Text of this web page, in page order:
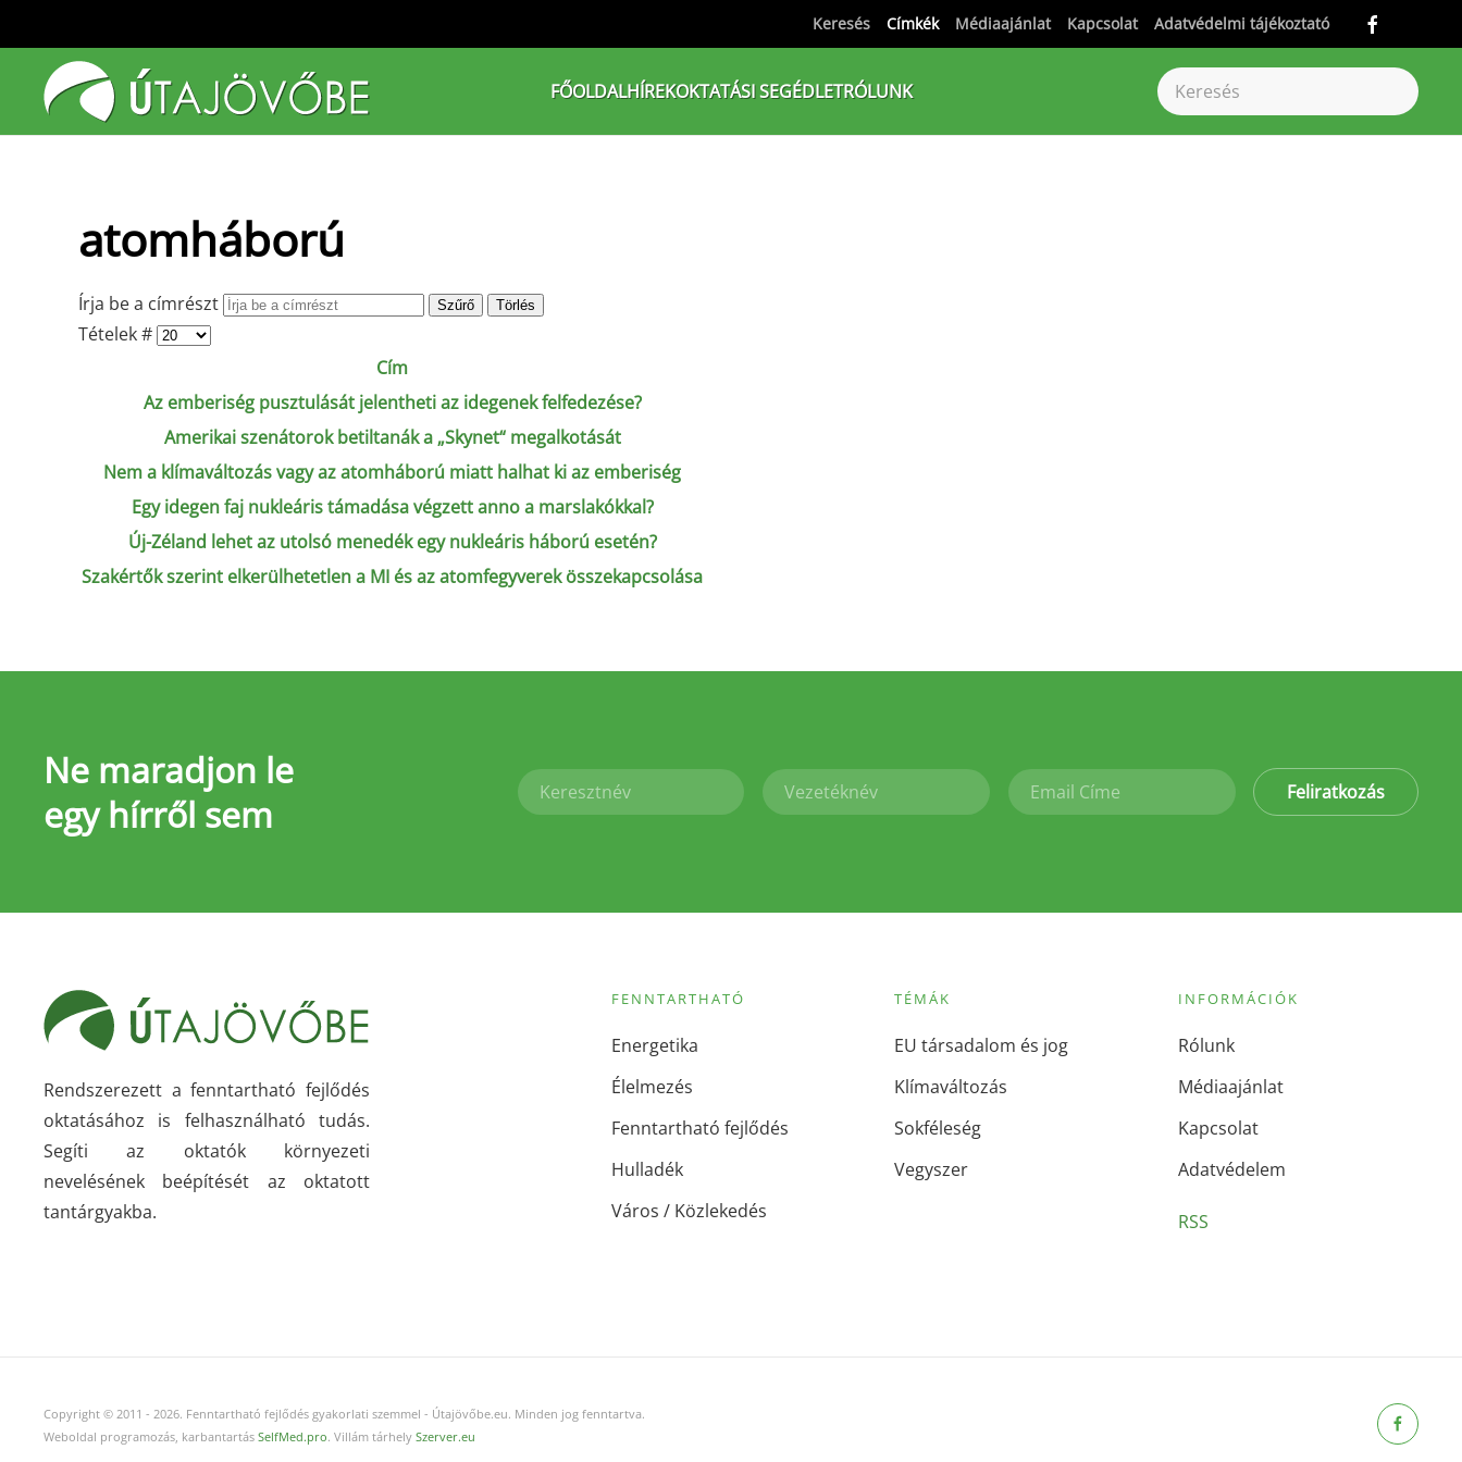
Fő tartalom átugrása
Keresés Címkék Médiaajánlat Kapcsolat Adatvédelmi tájékoztató
FŐOLDALHÍREKOKTATÁSI SEGÉDLETRÓLUNK
atomháború
Írja be a címrészt Szűrő Törlés
Tételek #
Cím
Az emberiség pusztulását jelentheti az idegenek felfedezése?
Amerikai szenátorok betiltanák a „Skynet“ megalkotását
Nem a klímaváltozás vagy az atomháború miatt halhat ki az emberiség
Egy idegen faj nukleáris támadása végzett anno a marslakókkal?
Új-Zéland lehet az utolsó menedék egy nukleáris háború esetén?
Szakértők szerint elkerülhetetlen a MI és az atomfegyverek összekapcsolása
Ne maradjon le
egy hírről sem
Feliratkozás
Rendszerezett a fenntartható fejlődés
oktatásához is felhasználható tudás.
Segíti az oktatók környezeti
nevelésének beépítését az oktatott
tantárgyakba.
FENNTARTHATÓ
Energetika
Élelmezés
Fenntartható fejlődés
Hulladék
Város / Közlekedés
TÉMÁK
EU társadalom és jog
Klímaváltozás
Sokféleség
Vegyszer
INFORMÁCIÓK
Rólunk
Médiaajánlat
Kapcsolat
Adatvédelem
RSS
Copyright © 2011 - 2026. Fenntartható fejlődés gyakorlati szemmel - Útajövőbe.eu. Minden jog fenntartva.
Weboldal programozás, karbantartás SelfMed.pro. Villám tárhely Szerver.eu